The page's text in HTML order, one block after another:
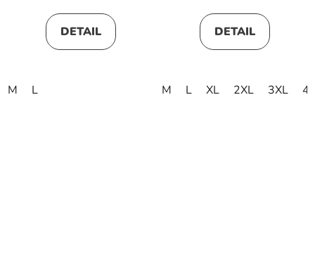
DETAIL
M L
DETAIL
M L XL 2XL 3XL